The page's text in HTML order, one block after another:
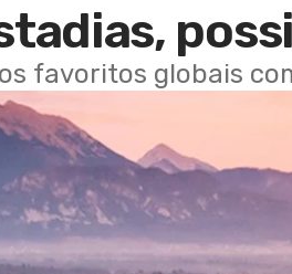
favoritos globais